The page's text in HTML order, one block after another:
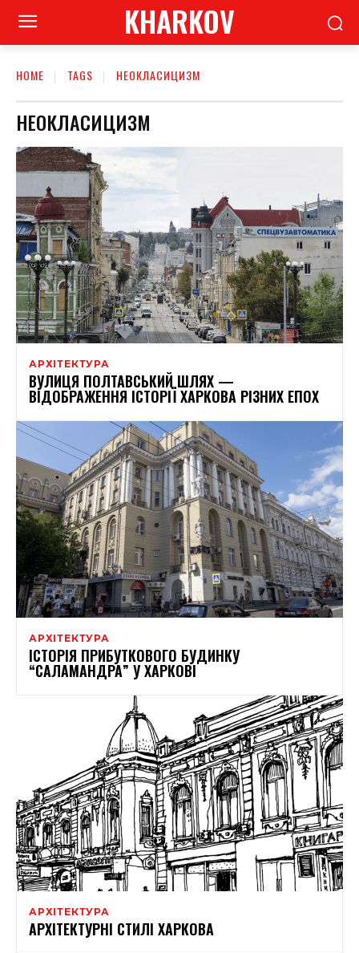
KHARKOV
HOME TAGS НЕОКЛАСИЦИЗМ
НЕОКЛАСИЦИЗМ
АРХІТЕКТУРА
ВУЛИЦЯ ПОЛТАВСЬКИЙ ШЛЯХ —
ВІДОБРАЖЕННЯ ІСТОРІЇ ХАРКОВА РІЗНИХ ЕПОХ
АРХІТЕКТУРА
ІСТОРІЯ ПРИБУТКОВОГО БУДИНКУ
“САЛАМАНДРА” У ХАРКОВІ
АРХІТЕКТУРА
АРХІТЕКТУРНІ СТИЛІ ХАРКОВА